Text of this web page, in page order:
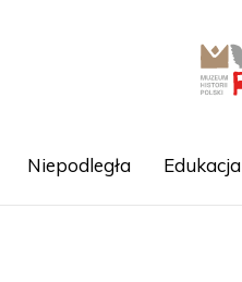
Niepodległa Edukacja